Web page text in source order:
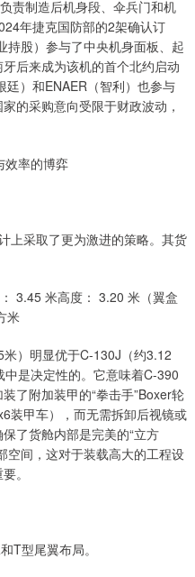
责制造后机身段、伞兵门和机
年捷克国防部的2架确认订
持股）参与了中央机身面板、起
后来成为该机的首个北约启动
廷）和ENAER（智利）也参与
的采购意向受限于财政波动，
效率的博弈
上采取了更为激进的策略。其货
3.45 米高度： 3.20 米（翼盒
米
）明显优于C-130J（约3.12
是决定性的。它意味着C-390
了附加装甲的“拳击手”Boxer轮
装甲车），而无需拆卸后视镜或
了货舱内部是完美的“立方
空间，这对于装载高大的工程设
。
T型尾翼布局。